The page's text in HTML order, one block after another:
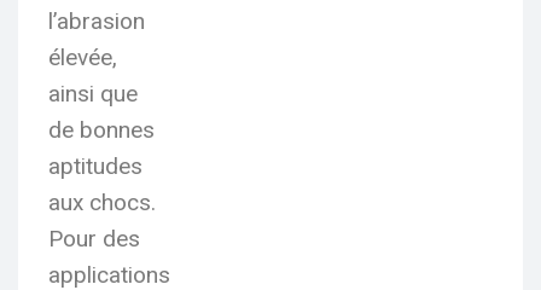
l’abrasion
élevée,
ainsi que
de bonnes
aptitudes
aux chocs.
Pour des
applications